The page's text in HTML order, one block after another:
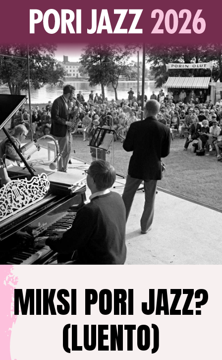
MIKSI PORI JAZZ?
(LUENTO)